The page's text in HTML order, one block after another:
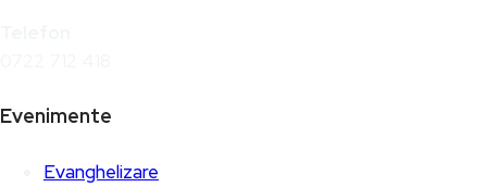
Evenimente
Evanghelizare